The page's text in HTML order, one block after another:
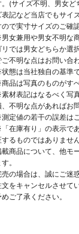
。(サイズ不明、男女ど
表記など当店でもサイ
ので実寸サイズのご確
女兼用や男女不明な
リでは男女どちらか選
ご不明な点はお問い合
態は当社独自の基準で
品は写真のものがす
材表記はなるべく写
、不明な点があればお
定値の若干の誤差は
在庫有り」の表示で
るものではありません
載商品について、他モ
。
売の場合は、誠にご迷
文をキャンセルさせて
ご了承ください。